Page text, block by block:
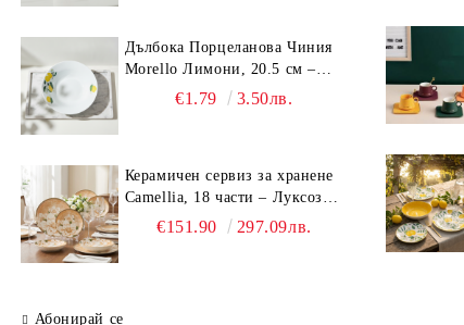
Дълбока Порцеланова Чиния
Morello Лимони, 20.5 см –
Средиземноморски Стил
€1.79 3.50лв.
Керамичен сервиз за хранене
Camellia, 18 части – Луксозен
комплект чинии с флорален
€151.90 297.09лв.
Абонирай се